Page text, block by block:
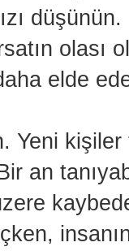
düşünün.
olası
elde
Yeni
an